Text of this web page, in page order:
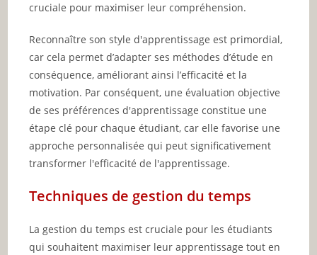
cruciale pour maximiser leur compréhension.
Reconnaître son style d'apprentissage est primordial,
car cela permet d’adapter ses méthodes d’étude en
conséquence, améliorant ainsi l’efficacité et la
motivation. Par conséquent, une évaluation objective
de ses préférences d'apprentissage constitue une
étape clé pour chaque étudiant, car elle favorise une
approche personnalisée qui peut significativement
transformer l'efficacité de l'apprentissage.
Techniques de gestion du temps
La gestion du temps est cruciale pour les étudiants
qui souhaitent maximiser leur apprentissage tout en